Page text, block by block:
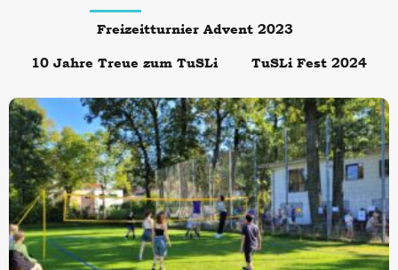
Freizeitturnier Advent 2023
10 Jahre Treue zum TuSLi TuSLi Fest 2024